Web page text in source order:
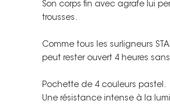
Son corps fin avec agrafe lui
trousses.
Comme tous les surligneurs
peut rester ouvert 4 heures
Pochette de 4 couleurs pastel.
Une résistance intense à la